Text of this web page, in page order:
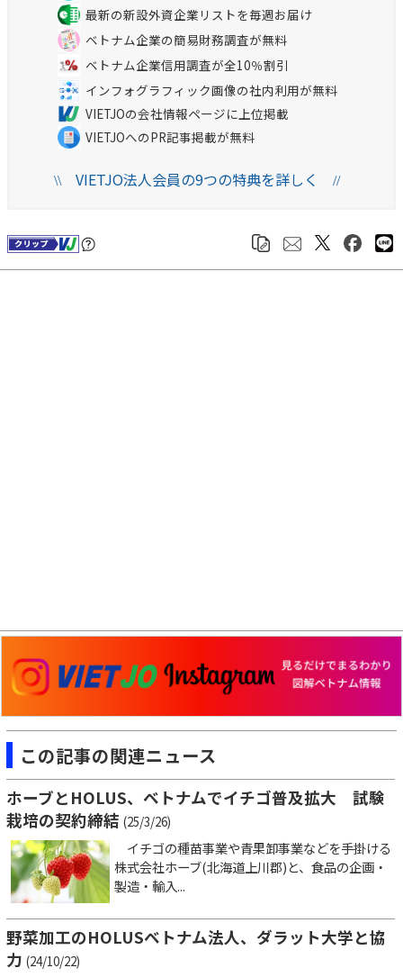
最新の新設外資企業リストを毎週お届け
ベトナム企業の簡易財務調査が無料
ベトナム企業信用調査が全10％割引
インフォグラフィック画像の社内利用が無料
VIETJOの会社情報ページに上位掲載
VIETJOへのPR記事掲載が無料
\\VIETJO法人会員の9つの特典を詳しく //
この記事の関連ニュース
ホーブとHOLUS、ベトナムでイチゴ普及拡大 試験
栽培の契約締結 (25/3/26)
イチゴの種苗事業や青果卸事業などを手掛ける
株式会社ホーブ(北海道上川郡)と、食品の企画・
製造・輸入...
野菜加工のHOLUSベトナム法人、ダラット大学と協
力 (24/10/22)